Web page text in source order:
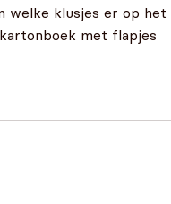
welke klusjes er op het
met flapjes